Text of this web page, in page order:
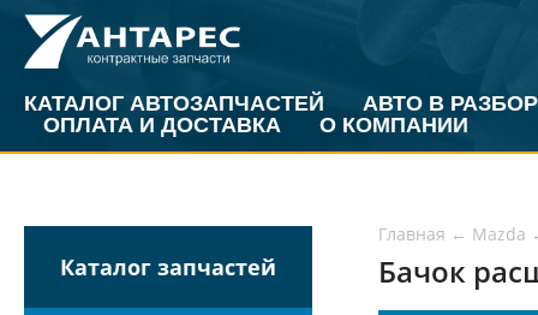
КАТАЛОГ АВТОЗАПЧАСТЕЙ
АВТО В РАЗБОР
ОПЛАТА И ДОСТАВКА
О КОМПАНИИ
Каталог запчастей
Главная ← Mazda
Бачок